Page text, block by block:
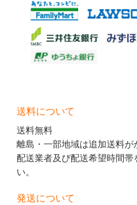
送料について
送料無料
離島・一部地域は追加送料が
配送業者及び配送希望時間帯
い。
発送について